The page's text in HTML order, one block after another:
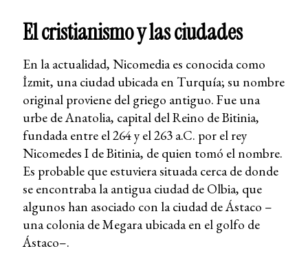
El cristianismo y las ciudades
En la actualidad, Nicomedia es conocida como
İzmit, una ciudad ubicada en Turquía; su nombre
original proviene del griego antiguo. Fue una
urbe de Anatolia, capital del Reino de Bitinia,
fundada entre el 264 y el 263 a.C. por el rey
Nicomedes I de Bitinia, de quien tomó el nombre.
Es probable que estuviera situada cerca de donde
se encontraba la antigua ciudad de Olbia, que
algunos han asociado con la ciudad de Ástaco –
una colonia de Megara ubicada en el golfo de
Ástaco–.